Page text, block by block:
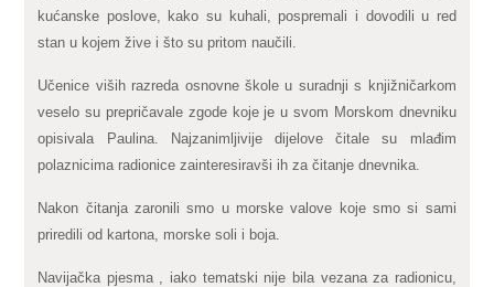
kućanske poslove, kako su kuhali, pospremali i dovodili u red
stan u kojem žive i što su pritom naučili.
Učenice viših razreda osnovne škole u suradnji s knjižničarkom
veselo su prepričavale zgode koje je u svom Morskom dnevniku
opisivala Paulina. Najzanimljivije dijelove čitale su mlađim
polaznicima radionice zainteresiravši ih za čitanje dnevnika.
Nakon čitanja zaronili smo u morske valove koje smo si sami
priredili od kartona, morske soli i boja.
Navijačka pjesma , iako tematski nije bila vezana za radionicu,